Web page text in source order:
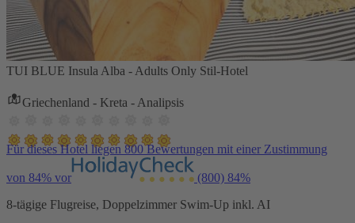
TUI BLUE Insula Alba - Adults Only Stil-Hotel
Griechenland - Kreta - Analipsis
Für dieses Hotel liegen 800 Bewertungen mit einer Zustimmung
von 84% vor (800) 84%
8-tägige Flugreise, Doppelzimmer Swim-Up inkl. AI